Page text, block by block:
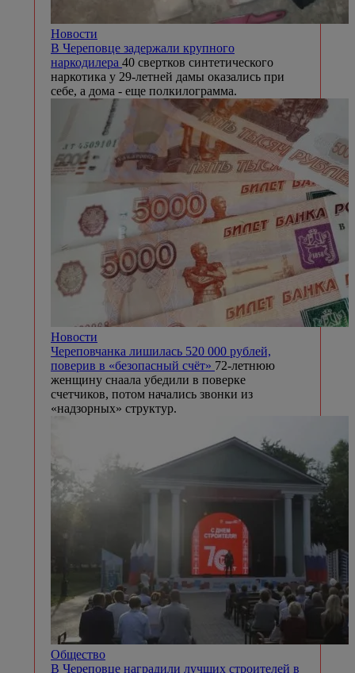
Новости
В Череповце задержали крупного
наркодилера 40 свертков синтетического
наркотика у 29-летней дамы оказались при
себе, а дома - еще полкилограмма.
Новости
Череповчанка лишилась 520 000 рублей,
поверив в «безопасный счёт» 72-летнюю
женщину снаала убедили в поверке
счетчиков, потом начались звонки из
«надзорных» структур.
Общество
В Череповце наградили лучших строителей в